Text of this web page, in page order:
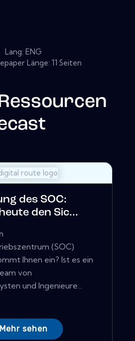
Lang: ENG
Länge: 11 Seiten
des SOC:
den Sic...
(SOC)
Ihnen ein? Ist es ein
von
und Ingenieure...
Mehr sehen